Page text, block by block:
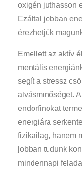
oxigén juthasson
Ezáltal jobban
érezhetjük
Emellett az aktív
mentális
segít a stressz
alvásminőséget.
endorfinokat
energiára
fizikailag, hanem
jobban tudunk
mindennapi